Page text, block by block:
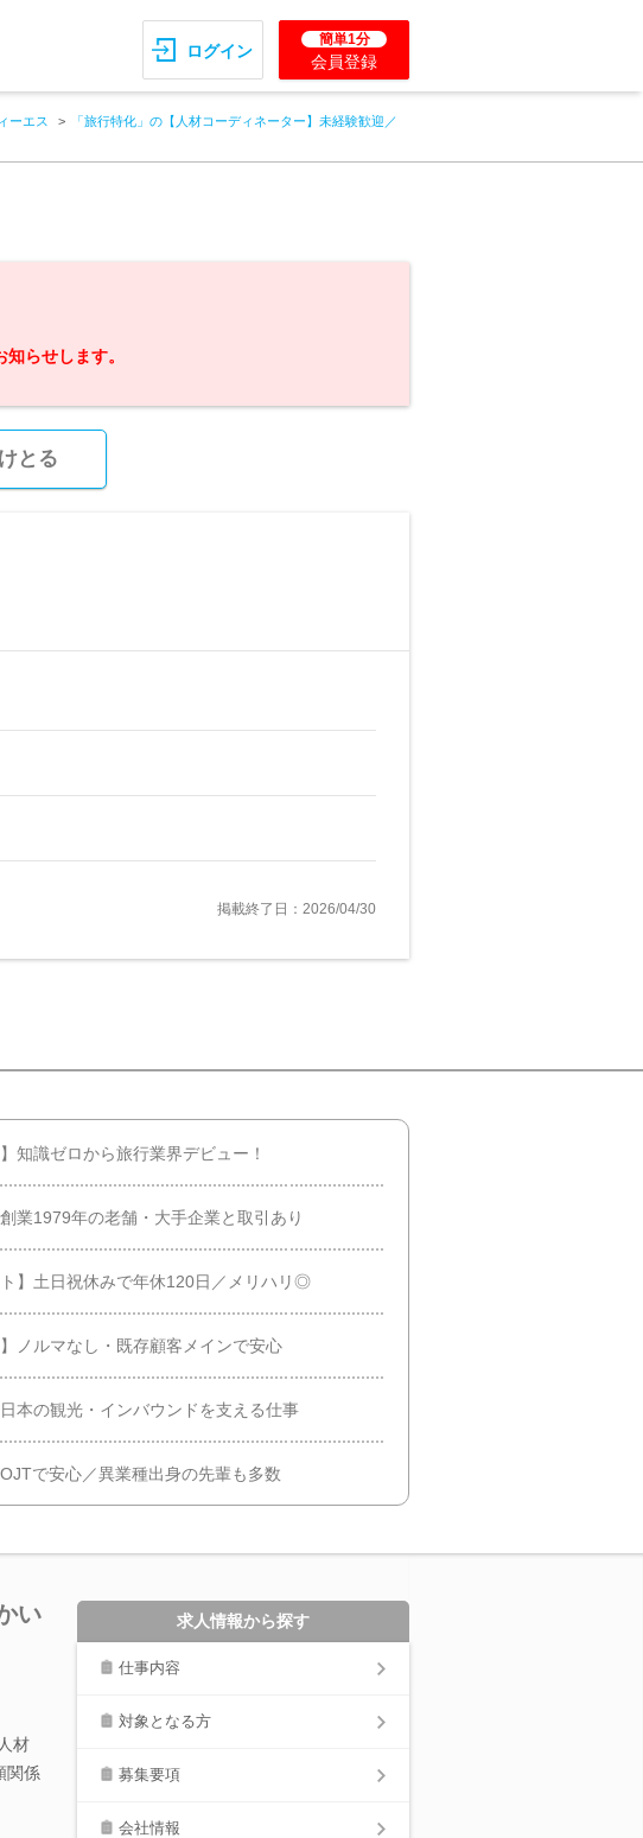
ログイン
簡単1分
会員登録
ーエス
「旅行特化」の【人材コーディネーター】未経験歓迎／
らせします。
とる
掲載終了日：2026/04/30
知識ゼロから旅行業界デビュー！
創業1979年の老舗・大手企業と取引あり
ト】土日祝休みで年休120日／メリハリ◎
】ノルマなし・既存顧客メインで安心
日本の観光・インバウンドを支える仕事
OJTで安心／異業種出身の先輩も多数
い
材
関係
求人情報から探す
仕事内容
対象となる方
募集要項
会社情報